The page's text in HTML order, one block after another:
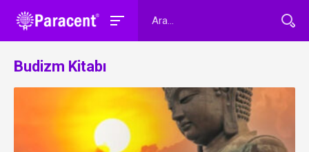
Budizm Kitabı